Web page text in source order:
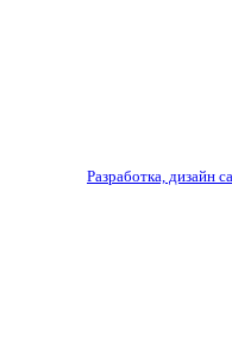
Разработка, дизайн